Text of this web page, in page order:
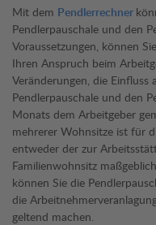
Mit dem Pendlerrechner
Pendlerpauschale und den
Voraussetzungen, können
Ihren Anspruch beim
Veränderungen, die Einfluss
Pendlerpauschale und den
Monats dem Arbeitgeber
mehrerer Wohnsitze ist für
entweder der zur
Familienwohnsitz
können Sie die
die
geltend machen.